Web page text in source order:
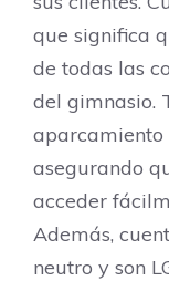
que significa
de todas las
del gimnasio.
aparcamiento
asegurando
acceder
Además,
neutro y son